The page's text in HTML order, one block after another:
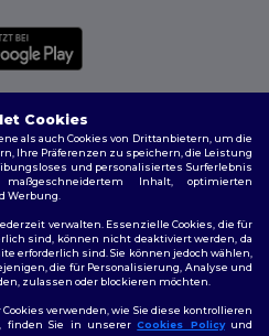
vorbehalten
Richtlinie|Site Map
Cookies
als auch Cookies von Drittanbietern, um die
Ihre Präferenzen zu speichern, die Leistung
und personalisiertes Surferlebnis
Inhalt, optimierten
Werbung.
verwalten. Essenzielle Cookies, die für
sind, können nicht deaktiviert werden, da
erforderlich sind. Sie können jedoch wählen,
die für Personalisierung, Analyse und
zulassen oder blockieren möchten.
verwenden, wie Sie diese kontrollieren
finden Sie in unsererCookies Policyund